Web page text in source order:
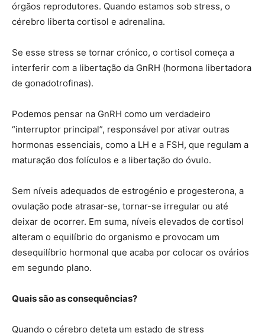
órgãos reprodutores. Quando estamos sob stress, o
cérebro liberta cortisol e adrenalina.
Se esse stress se tornar crónico, o cortisol começa a
interferir com a libertação da GnRH (hormona libertadora
de gonadotrofinas).
Podemos pensar na GnRH como um verdadeiro
“interruptor principal”, responsável por ativar outras
hormonas essenciais, como a LH e a FSH, que regulam a
maturação dos folículos e a libertação do óvulo.
Sem níveis adequados de estrogénio e progesterona, a
ovulação pode atrasar-se, tornar-se irregular ou até
deixar de ocorrer. Em suma, níveis elevados de cortisol
alteram o equilíbrio do organismo e provocam um
desequilíbrio hormonal que acaba por colocar os ovários
em segundo plano.
Quais são as consequências?
Quando o cérebro deteta um estado de stress